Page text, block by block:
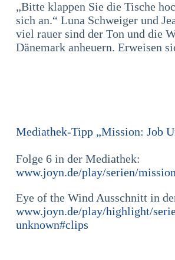
„Bitte klappen Sie die Tische
sich an.“ Luna Schweiger und
viel rauer sind der Ton und die
Dänemark anheuern. Erweisen
Mediathek-Tipp „Mission: Job
Folge 6 in der Mediathek:
www.joyn.de/play/serien/
Eye of the Wind Ausschnitt in
www.joyn.de/play/highlight/
unknown#clips